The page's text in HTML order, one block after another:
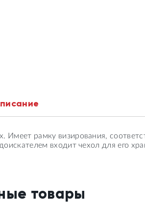
Имеет рамку визирования,
входит чехол для его
товары